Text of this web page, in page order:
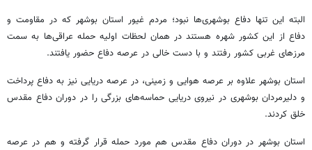
البته این تنها دفاع بوشهری‌ها نبود؛ مردم غیور استان بوشهر که در مقاومت و
دفاع از این کشور شهره هستند در همان لحظات اولیه حمله عراقی‌ها به سمت
مرزهای غربی کشور رفتند و با دست خالی در عرصه دفاع حضور یافتند.
استان بوشهر علاوه بر عرصه هوایی و زمینی، در عرصه دریایی نیز به دفاع پرداخت
و دلیرمردان بوشهری در نیروی دریایی حماسه‌های بزرگی را در دوران دفاع مقدس
خلق کردند.
استان بوشهر در دوران دفاع مقدس هم مورد حمله قرار گرفته و هم در عرصه